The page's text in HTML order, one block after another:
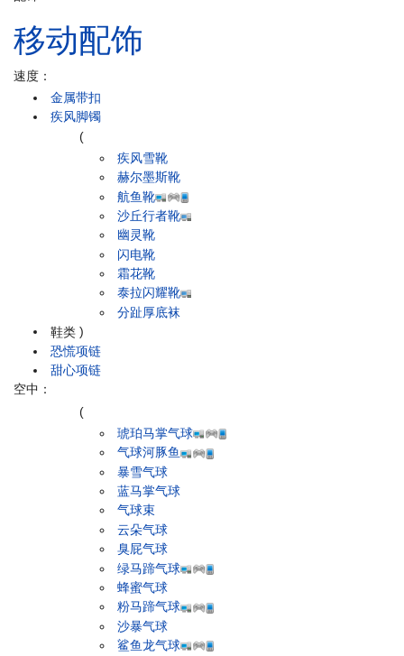
移动配饰
速度：
金属带扣
疾风脚镯
鞋类
(
疾风雪靴
赫尔墨斯靴
航鱼靴
沙丘行者靴
幽灵靴
闪电靴
霜花靴
泰拉闪耀靴
分趾厚底袜
)
恐慌项链
甜心项链
空中：
(
琥珀马掌气球
气球河豚鱼
暴雪气球
蓝马掌气球
气球束
云朵气球
臭屁气球
绿马蹄气球
蜂蜜气球
粉马蹄气球
沙暴气球
鲨鱼龙气球